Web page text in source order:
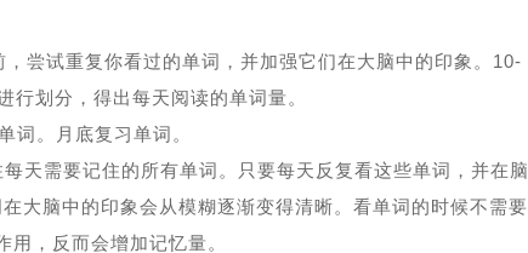
尝试重复你看过的单词，并加强它们在大脑中的印象。10-
划分，得出每天阅读的单词量。
词。月底复习单词。
天需要记住的所有单词。只要每天反复看这些单词，并在脑
大脑中的印象会从模糊逐渐变得清晰。看单词的时候不需要
，反而会增加记忆量。